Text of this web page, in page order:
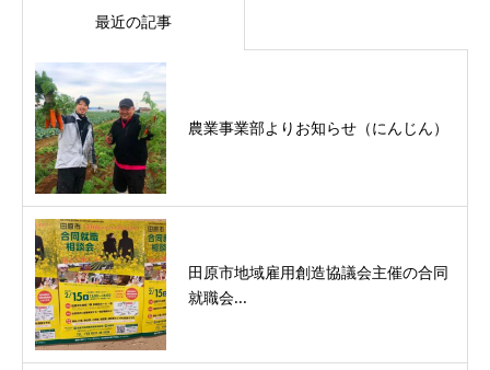
最近の記事
農業事業部よりお知らせ（にんじん）
田原市地域雇用創造協議会主催の合同
就職会...